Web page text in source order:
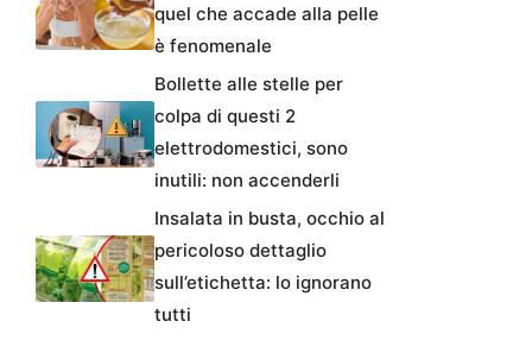
quel che accade alla pelle
è fenomenale
Bollette alle stelle per
colpa di questi 2
elettrodomestici, sono
inutili: non accenderli
Insalata in busta, occhio al
pericoloso dettaglio
sull’etichetta: lo ignorano
tutti